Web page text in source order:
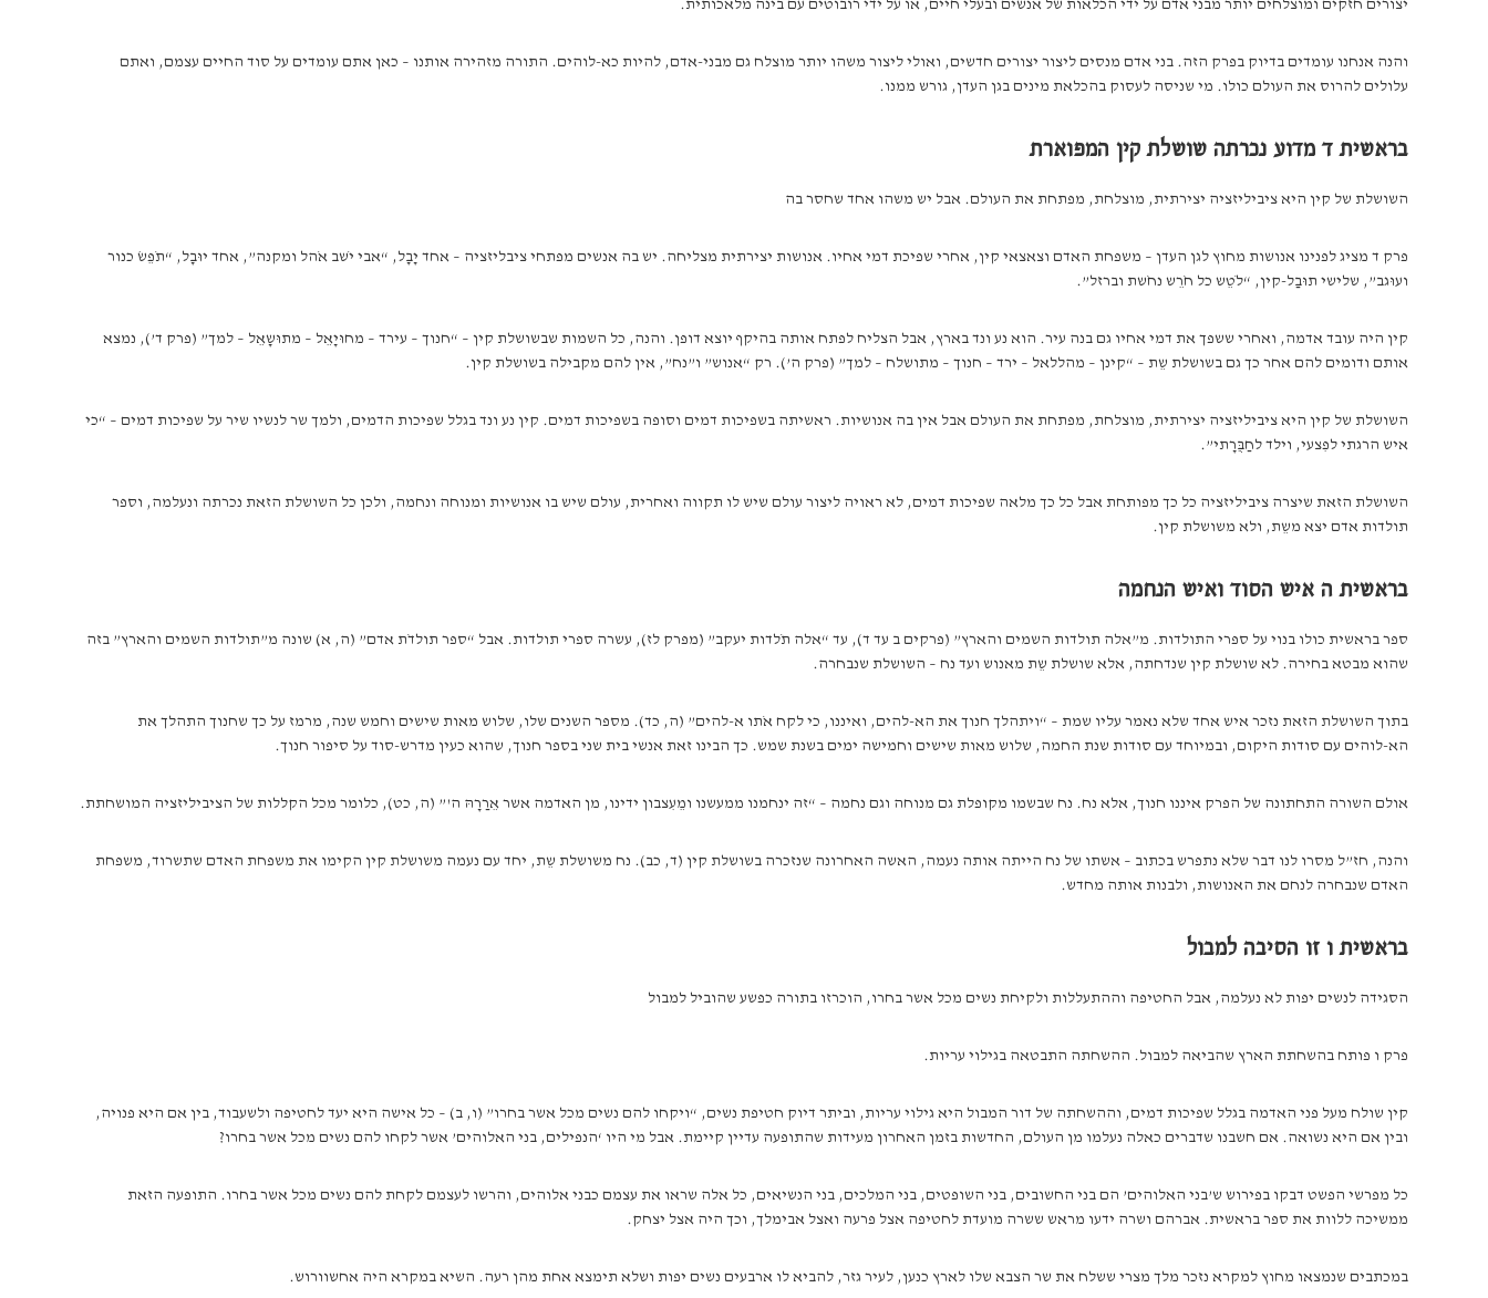
יצורים חזקים ומוצלחים יותר מבני אדם על ידי הכלאות של אנשים ובעלי חיים, או על ידי רובוטים עם בינה מלאכותית.
והנה אנחנו עומדים בדיוק בפרק הזה. בני אדם מנסים ליצור יצורים חדשים, ואולי ליצור משהו יותר מוצלח גם מבני-אדם, להיות כא-לוהים. התורה מזהירה אותנו – כאן אתם עומדים על סוד החיים עצמם, ואתם
עלולים להרוס את העולם כולו. מי שניסה לעסוק בהכלאת מינים בגן העדן, גורש ממנו.
בראשית ד מדוע נכרתה שושלת קין המפוארת
השושלת של קין היא ציביליזציה יצירתית, מוצלחת, מפתחת את העולם. אבל יש משהו אחד שחסר בה
פרק ד מציג לפנינו אנושות מחוץ לגן העדן – משפחת האדם וצאצאי קין, אחרי שפיכת דמי אחיו. אנושות יצירתית מצליחה. יש בה אנשים מפתחי ציבליזציה – אחד יָבָל, “אבי יֹשב אֹהל ומקנה”, אחד יוּבָל, “תֹפֵשׂ כנור
ועוּגב”, שלישי תוּבַל-קין, “לֹטֵש כל חֹרֵש נחֹשת וברזל”.
קין היה עובד אדמה, ואחרי ששפך את דמי אחיו גם בנה עיר. הוא נע ונד בארץ, אבל הצליח לפתח אותה בהיקף יוצא דופן. והנה, כל השמות שבשושלת קין – “חנוך – עירד – מחוּיָאֵל – מתוּשָאֵל – למך” (פרק ד’), נמצא
אותם ודומים להם אחר כך גם בשושלת שֵת – “קינן – מהללאל – ירד – חנוך – מתושלח – למך” (פרק ה’). רק “אנוש” ו”נח”, אין להם מקבילה בשושלת קין.
השושלת של קין היא ציביליזציה יצירתית, מוצלחת, מפתחת את העולם אבל אין בה אנושיות. ראשיתה בשפיכות דמים וסופה בשפיכות דמים. קין נע ונד בגלל שפיכות הדמים, ולמך שר לנשיו שיר על שפיכות דמים – “כי
איש הרגתי לפִצעי, וילד לחַבֻּרָתי”.
השושלת הזאת שיצרה ציביליזציה כל כך מפותחת אבל כל כך מלאה שפיכות דמים, לא ראויה ליצור עולם שיש לו תקווה ואחרית, עולם שיש בו אנושיות ומנוחה ונחמה, ולכן כל השושלת הזאת נכרתה ונעלמה, וספר
תולדות אדם יצא משֵת, ולא משושלת קין.
בראשית ה איש הסוד ואיש הנחמה
ספר בראשית כולו בנוי על ספרי התולדות. מ”אלה תולדות השמים והארץ” (פרקים ב עד ד), עד “אלה תֹלדות יעקב” (מפרק לז), עשרה ספרי תולדות. אבל “ספר תולדֹת אדם” (ה, א) שונה מ”תולדות השמים והארץ” בזה
שהוא מבטא בחירה. לא שושלת קין שנדחתה, אלא שושלת שֵת מאנוש ועד נח – השושלת שנבחרה.
בתוך השושלת הזאת נזכר איש אחד שלא נאמר עליו שמת – “ויתהלך חנוך את הא-להים, ואיננו, כי לקח אֹתו א-להים” (ה, כד). מספר השנים שלו, שלוש מאות שישים וחמש שנה, מרמז על כך שחנוך התהלך את
הא-לוהים עם סודות היקום, ובמיוחד עם סודות שנת החמה, שלוש מאות שישים וחמישה ימים בשנת שמש. כך הבינו זאת אנשי בית שני בספר חנוך, שהוא כעין מדרש-סוד על סיפור חנוך.
אולם השורה התחתונה של הפרק איננו חנוך, אלא נח. נח שבשמו מקופלת גם מנוחה וגם נחמה – “זה ינחמנו ממעשנו ומֵעִצבון ידינו, מן האדמה אשר אֵרַרָהּ ה'” (ה, כט), כלומר מכל הקללות של הציביליזציה המושחתת.
והנה, חז”ל מסרו לנו דבר שלא נתפרש בכתוב – אשתו של נח הייתה אותה נעמה, האשה האחרונה שנזכרה בשושלת קין (ד, כב). נח משושלת שֵת, יחד עם נעמה משושלת קין הקימו את משפחת האדם שתשרוד, משפחת
האדם שנבחרה לנחם את האנושות, ולבנות אותה מחדש.
בראשית ו זו הסיבה למבול
הסגידה לנשים יפות לא נעלמה, אבל החטיפה וההתעללות ולקיחת נשים מכל אשר בחרו, הוכרזו בתורה כפשע שהוביל למבול
פרק ו פותח בהשחתת הארץ שהביאה למבול. ההשחתה התבטאה בגילוי עריות.
קין שולח מעל פני האדמה בגלל שפיכות דמים, וההשחתה של דור המבול היא גילוי עריות, וביתר דיוק חטיפת נשים, “ויקחו להם נשים מכל אשר בחרו” (ו, ב) – כל אישה היא יעד לחטיפה ולשעבוד, בין אם היא פנויה,
ובין אם היא נשואה. אם חשבנו שדברים כאלה נעלמו מן העולם, החדשות בזמן האחרון מעידות שהתופעה עדיין קיימת. אבל מי היו ‘הנפילים, בני האלוהים’ אשר לקחו להם נשים מכל אשר בחרו?
כל מפרשי הפשט דבקו בפירוש ש’בני האלוהים’ הם בני החשובים, בני השופטים, בני המלכים, בני הנשיאים, כל אלה שראו את עצמם כבני אלוהים, והרשו לעצמם לקחת להם נשים מכל אשר בחרו. התופעה הזאת
ממשיכה ללוות את ספר בראשית. אברהם ושרה ידעו מראש ששרה מועדת לחטיפה אצל פרעה ואצל אבימלך, וכך היה אצל יצחק.
במכתבים שנמצאו מחוץ למקרא נזכר מלך מצרי ששלח את שר הצבא שלו לארץ כנען, לעיר גזר, להביא לו ארבעים נשים יפות ושלא תימצא אחת מהן רעה. השיא במקרא היה אחשוורוש.